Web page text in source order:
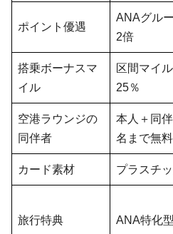
ポイント優遇
ANAグル
2倍
搭乗ボーナスマ
イル
区間マイ
25％
空港ラウンジの
同伴者
本人＋同
名まで無料
カード素材 プラスチ
旅行特典 ANA特化型